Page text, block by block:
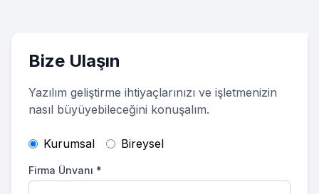
Bize Ulaşın
Yazılım geliştirme ihtiyaçlarınızı ve işletmenizin
nasıl büyüyebileceğini konuşalım.
Kurumsal Bireysel
Firma Ünvanı *